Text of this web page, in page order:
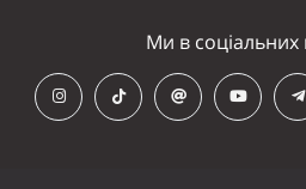
Ми в